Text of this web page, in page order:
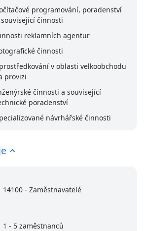
programování, poradenství
činnosti
reklamních agentur
činnosti
v oblasti velkoobchodu
provizi
činnosti a související
poradenství
návrhářské činnosti
14100 - Zaměstnavatelé
1 - 5 zaměstnanců